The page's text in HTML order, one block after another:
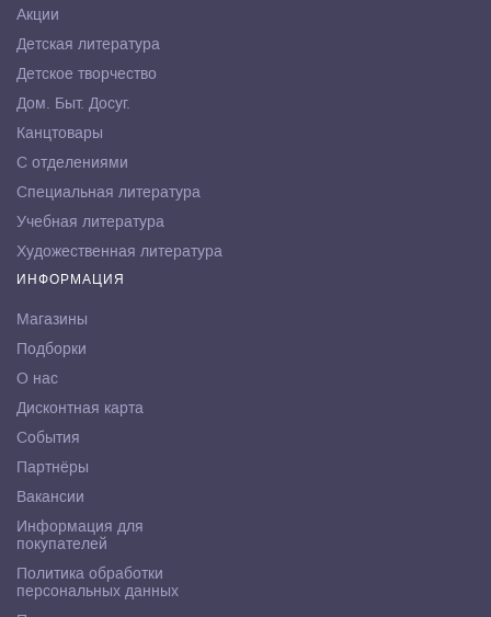
Акции
Детская литература
Детское творчество
Дом. Быт. Досуг.
Канцтовары
С отделениями
Специальная литература
Учебная литература
Художественная литература
ИНФОРМАЦИЯ
Магазины
Подборки
О нас
Дисконтная карта
События
Партнёры
Вакансии
Информация для
покупателей
Политика обработки
персональных данных